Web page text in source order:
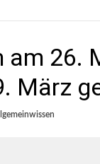
am 26.
März